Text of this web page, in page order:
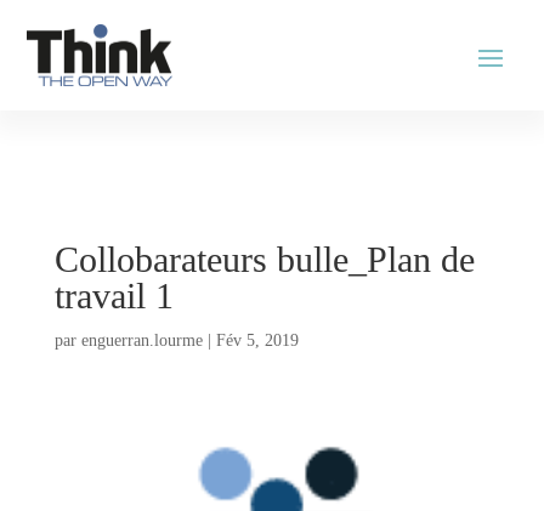
Collobarateurs bulle_Plan de
travail 1
par enguerran.lourme| Fév 5, 2019